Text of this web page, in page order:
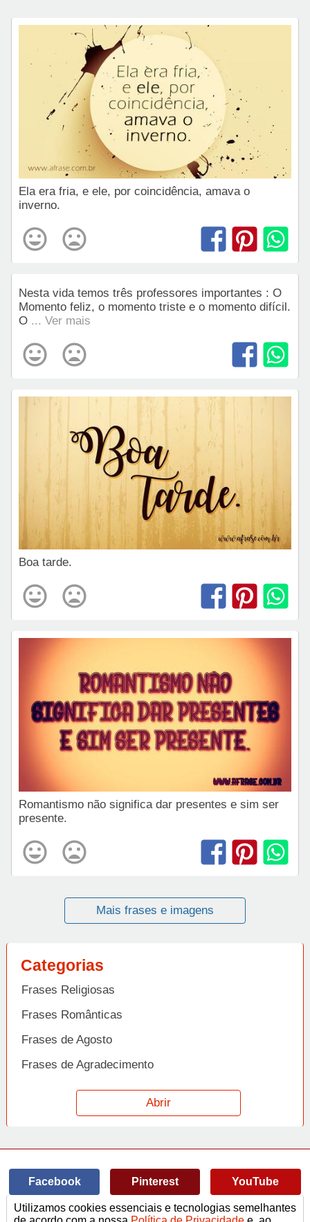
Ela era fria, e ele, por coincidência, amava o
inverno.
Nesta vida temos três professores importantes : O
Momento feliz, o momento triste e o momento difícil.
O ... Ver mais
Boa tarde.
Romantismo não significa dar presentes e sim ser
presente.
Mais frases e imagens
Categorias
Frases Religiosas
Frases Românticas
Frases de Agosto
Frases de Agradecimento
Frases de Amizade
Frases de Amor
Frases de Arrependimento
Frases de Atitude
Abrir
Facebook Pinterest YouTube
© Copyright 2014-2022A Frase.
Utilizamos cookies essenciais e tecnologias semelhantes